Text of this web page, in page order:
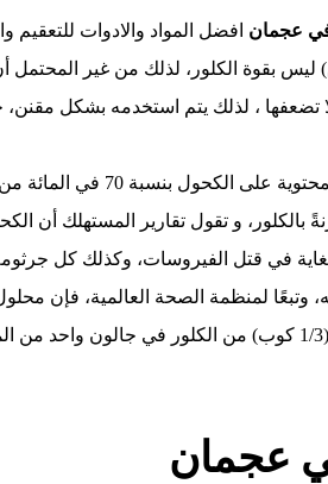
عجمان افضل المواد والادوات للتعقيم
ليس بقوة الكلور، لذلك من غير
تضعفها ، لذلك يتم استخدمه بشكل
الكحول منتجات
و تقول تقارير المستهلك أن
للغاية في قتل الفيروسات، وكذلك كل
وتبعًا لمنظمة الصحة العالمية، فإن
عجمان